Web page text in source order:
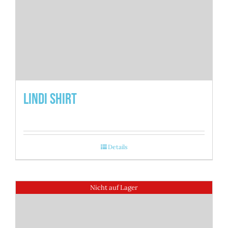
Lindi Shirt
Details
Nicht auf Lager